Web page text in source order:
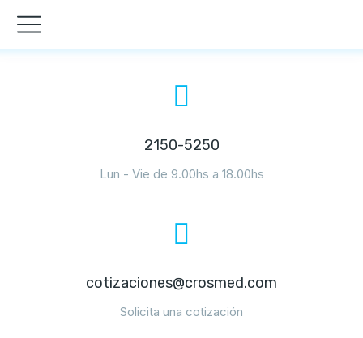
2150-5250
Lun - Vie de 9.00hs a 18.00hs
cotizaciones@crosmed.com
Solicita una cotización